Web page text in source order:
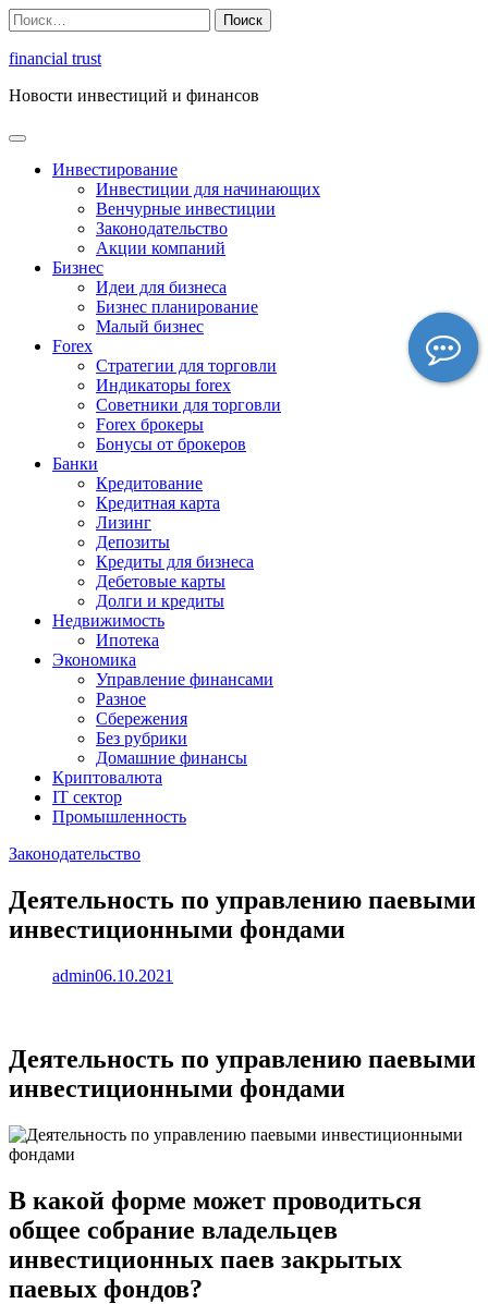
Перейти
к
содержимому
Найти:
financial trust
Новости инвестиций и финансов
Инвестирование
Инвестиции для начинающих
Венчурные инвестиции
Законодательство
Акции компаний
Бизнес
Идеи для бизнеса
Бизнес планирование
Малый бизнес
Forex
Стратегии для торговли
Индикаторы forex
Советники для торговли
Forex брокеры
Бонусы от брокеров
Банки
Кредитование
Кредитная карта
Лизинг
Депозиты
Кредиты для бизнеса
Дебетовые карты
Долги и кредиты
Недвижимость
Ипотека
Экономика
Управление финансами
Разное
Сбережения
Без рубрики
Домашние финансы
Криптовалюта
IT сектор
Промышленность
Законодательство
Деятельность по управлению паевыми
инвестиционными фондами
admin06.10.2021
Деятельность по управлению паевыми
инвестиционными фондами
В какой форме может проводиться
общее собрание владельцев
инвестиционных паев закрытых
паевых фондов?